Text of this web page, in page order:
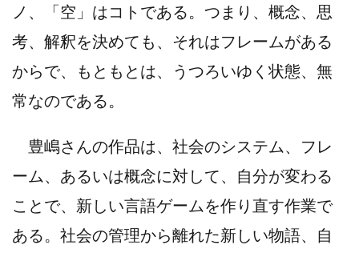
ノ、「空」はコトである。つまり、概念、思
考、解釈を決めても、それはフレームがある
からで、もともとは、うつろいゆく状態、無
常なのである。
豊嶋さんの作品は、社会のシステム、フレ
ーム、あるいは概念に対して、自分が変わる
ことで、新しい言語ゲームを作り直す作業で
ある。社会の管理から離れた新しい物語、自